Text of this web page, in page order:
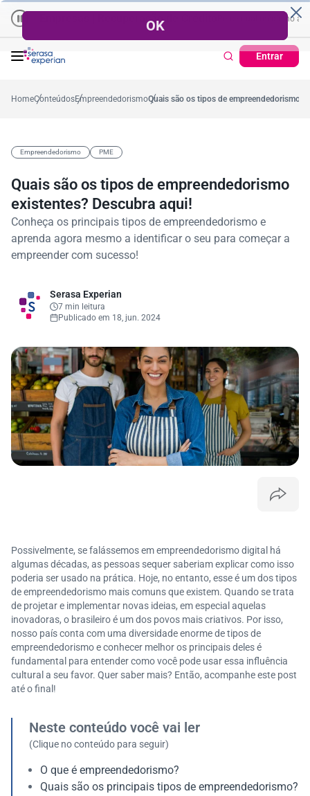
Empresas | Recuperação de Crédito Percentual médio no ano
Entrar
ano Cartão de Crédito |
HomeConteúdosEmpreendedorismoQuais são os tipos de empreendedorismo
Empreendedorismo PME
Quais são os tipos de empreendedorismo
existentes? Descubra aqui!
Conheça os principais tipos de empreendedorismo e
aprenda agora mesmo a identificar o seu para começar a
empreender com sucesso!
Serasa Experian
7 min leitura
Publicado em 18, jun. 2024
Possivelmente, se falássemos em empreendedorismo digital há
algumas décadas, as pessoas sequer saberiam explicar como isso
poderia ser usado na prática. Hoje, no entanto, esse é um dos tipos
de empreendedorismo mais comuns que existem. Quando se trata
de projetar e implementar novas ideias, em especial aquelas
inovadoras, o brasileiro é um dos povos mais criativos. Por isso,
nosso país conta com uma diversidade enorme de tipos de
empreendedorismo e conhecer melhor os principais deles é
fundamental para entender como você pode usar essa influência
cultural a seu favor. Quer saber mais? Então, acompanhe este post
até o final!
Neste conteúdo você vai ler
(Clique no conteúdo para seguir)
O que é empreendedorismo?
Quais são os principais tipos de empreendedorismo?